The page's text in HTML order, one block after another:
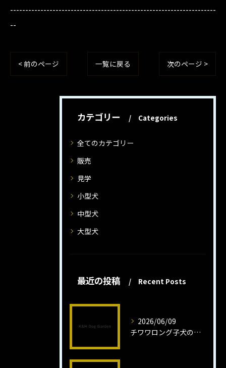
--------------------------------------------------------------------
--
< 前のページ 一覧に戻る 次のページ >
カテゴリー Categories
全てのカテゴリー
販売
見学
小型犬
中型犬
大型犬
最近の投稿 Recent Posts
2026/06/09
チワワロング子犬の健康管理法とは